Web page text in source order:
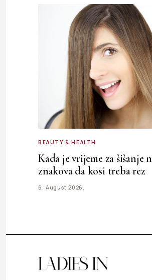
BEAUTY & HEALTH
Kada je vrijeme za šišanje
znakova da kosi treba rez
6. August 2026.